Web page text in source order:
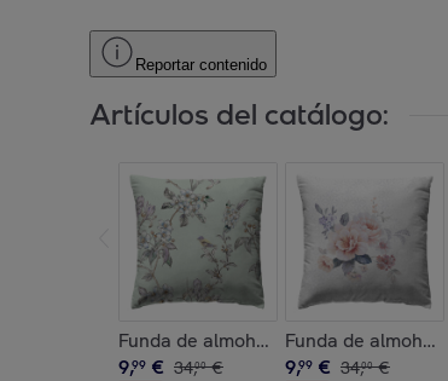
Reportar contenido
Artículos del catálogo:
Funda de almohada seiren agua
9,99 € 34,00 €
Funda de
9,99 € 34,00 €